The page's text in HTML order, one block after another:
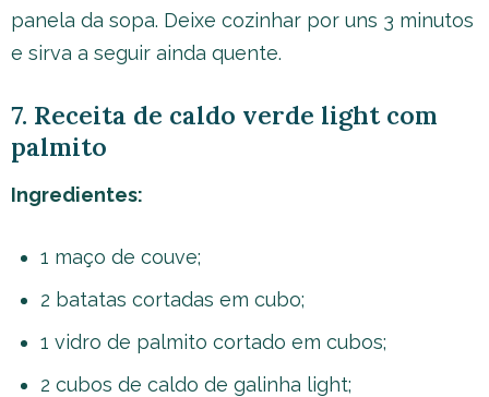
panela da sopa. Deixe cozinhar por uns 3 minutos
e sirva a seguir ainda quente.
7. Receita de caldo verde light com
palmito
Ingredientes:
1 maço de couve;
2 batatas cortadas em cubo;
1 vidro de palmito cortado em cubos;
2 cubos de caldo de galinha light;